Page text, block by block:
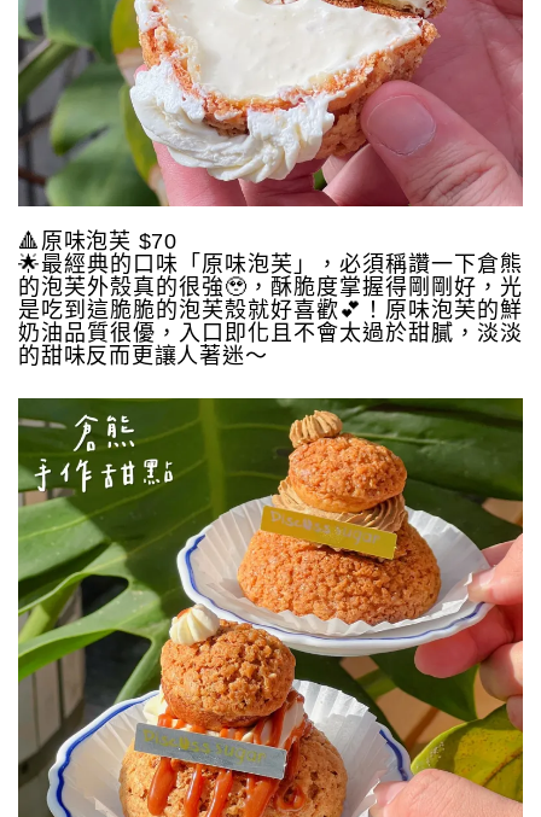
🔺原味泡芙 $70
🌟最經典的口味「原味泡芙」，必須稱讚一下倉熊
的泡芙外殼真的很強🥹，酥脆度掌握得剛剛好，光
是吃到這脆脆的泡芙殼就好喜歡💕！原味泡芙的鮮
奶油品質很優，入口即化且不會太過於甜膩，淡淡
的甜味反而更讓人著迷～